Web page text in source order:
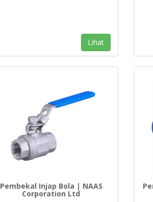
Lihat
Pembekal Injap Bola | NAAS
Corporation Ltd